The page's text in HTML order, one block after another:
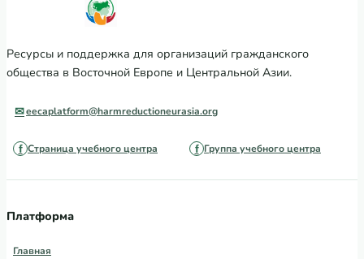
Ресурсы и поддержка для организаций гражданского
общества в Восточной Европе и Центральной Азии.
eecaplatform@harmreductioneurasia.org
Страница учебного центра Группа учебного центра
Платформа
Главная